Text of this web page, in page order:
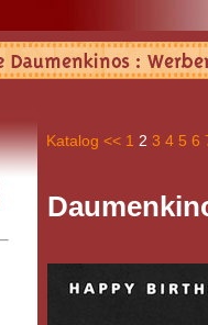
Katalog << 1 2 3 4 5 6